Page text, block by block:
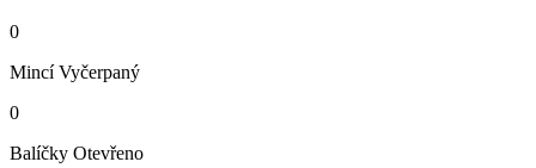
0
Mincí Vyčerpaný
0
Balíčky Otevřeno